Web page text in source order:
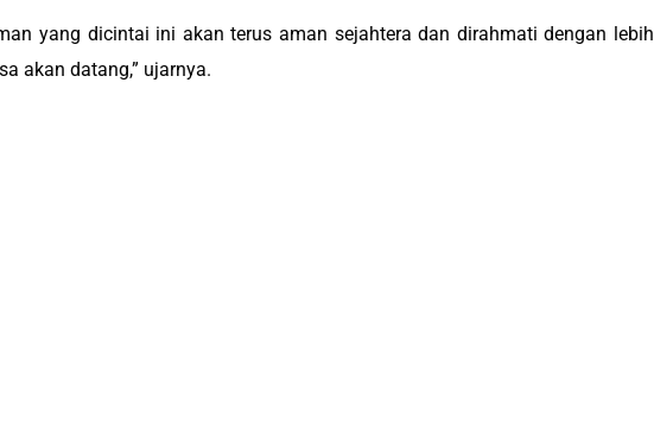
yang dicintai ini akan terus aman sejahtera dan dirahmati dengan lebih
akan datang,” ujarnya.